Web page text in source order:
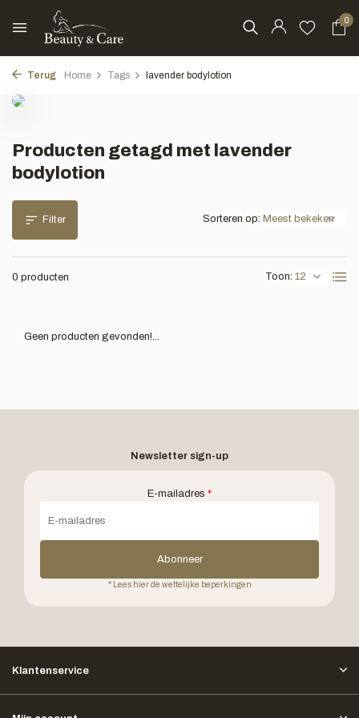
0
Terug Home Tags lavender bodylotion
Producten getagd met lavender
bodylotion
Filter
0 producten Toon:
Sorteren op:
Geen producten gevonden!...
Newsletter sign-up
E-mailadres *
Abonneer
* Lees hier de wettelijke beperkingen
Klantenservice